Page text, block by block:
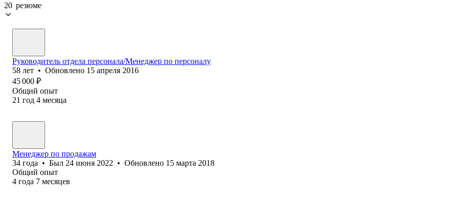
20 резюме
Руководитель отдела персонала/Менеджер по персоналу
58 лет • Обновлено 15 апреля 2016
45 000 ₽
Общий опыт
21 год 4 месяца
Менеджер по продажам
34 года • Был 24 июня 2022 • Обновлено 15 марта 2018
Общий опыт
4 года 7 месяцев